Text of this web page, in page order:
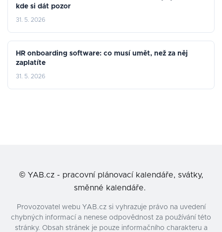
kde si dát pozor
31. 5. 2026
HR onboarding software: co musí umět, než za něj
zaplatíte
31. 5. 2026
© YAB.cz - pracovní plánovací kalendáře, svátky,
směnné kalendáře.
Provozovatel webu YAB.cz si vyhrazuje právo na uvedení
chybných informací a nenese odpovědnost za používání této
stránky. Obsah stránek je pouze informačního charakteru a